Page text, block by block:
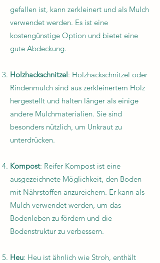
gefallen ist, kann zerkleinert und als Mulch
verwendet werden. Es ist eine
kostengünstige Option und bietet eine
gute Abdeckung.
Holzhackschnitzel: Holzhackschnitzel oder
Rindenmulch sind aus zerkleinertem Holz
hergestellt und halten länger als einige
andere Mulchmaterialien. Sie sind
besonders nützlich, um Unkraut zu
unterdrücken.
Kompost: Reifer Kompost ist eine
ausgezeichnete Möglichkeit, den Boden
mit Nährstoffen anzureichern. Er kann als
Mulch verwendet werden, um das
Bodenleben zu fördern und die
Bodenstruktur zu verbessern.
Heu: Heu ist ähnlich wie Stroh, enthält